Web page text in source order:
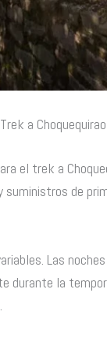
a Choquequirao
el trek a
de
Las
durante la